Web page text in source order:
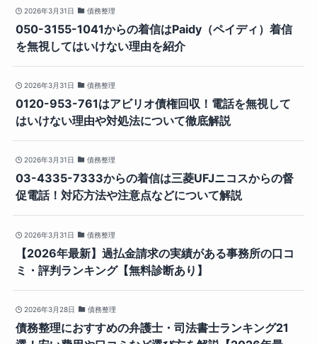
2026年3月31日 債務整理
050-3155-1041からの着信はPaidy（ペイディ）着信
を無視してはいけない理由を紹介
2026年3月31日 債務整理
0120-953-761はアビリオ債権回収！電話を無視して
はいけない理由や対処法について徹底解説
2026年3月31日 債務整理
03-4335-7333からの着信は三菱UFJニコスからの督
促電話！対応方法や注意点などについて解説
2026年3月31日 債務整理
【2026年最新】過払金請求の実績がある事務所の口コ
ミ・評判ランキング【無料診断あり】
2026年3月28日 債務整理
債務整理におすすめの弁護士・司法書士ランキング21